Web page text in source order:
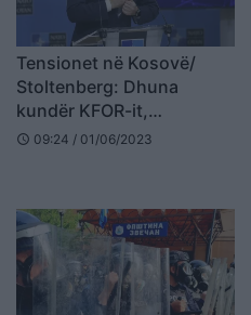
Tensionet në Kosovë/
Stoltenberg: Dhuna
kundër KFOR-it,
krejtësisht e
schedule 09:24 / 01/06/2023